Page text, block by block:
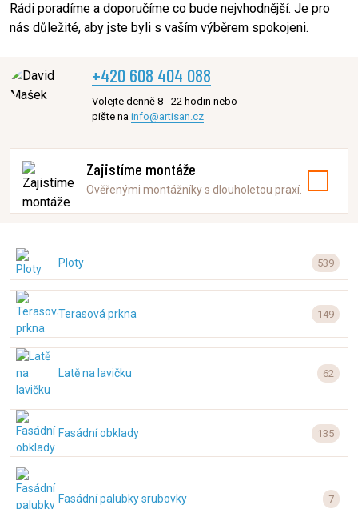
Rádi poradíme a doporučíme co bude nejvhodnější. Je pro
nás důležité, aby jste byli s vaším výběrem spokojeni.
+420 608 404 088
Volejte denně 8 - 22 hodin nebo
pište na info@artisan.cz
Zajistíme montáže
Ověřenými montážníky s dlouholetou praxí.
Ploty 539
Terasová prkna 149
Latě na lavičku 62
Fasádní obklady 135
Fasádní palubky srubovky 7